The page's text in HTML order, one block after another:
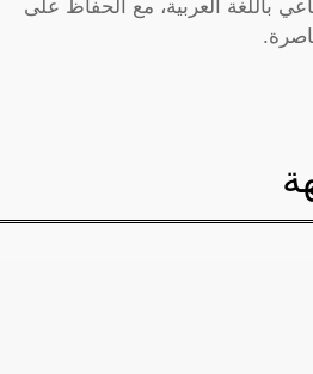
باللغة العربية، مع الحفاظ على